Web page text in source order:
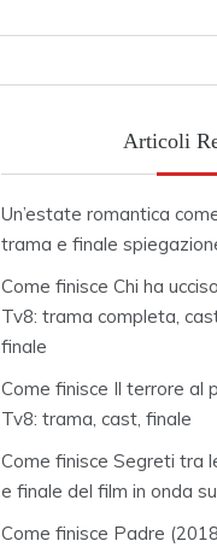
Articoli
Un’estate romantica
trama e finale
Come finisce Chi ha
Tv8: trama completa,
finale
Come finisce Il terrore al
Tv8: trama, cast, finale
Come finisce Segreti tra
e finale del film in onda
Come finisce Padre